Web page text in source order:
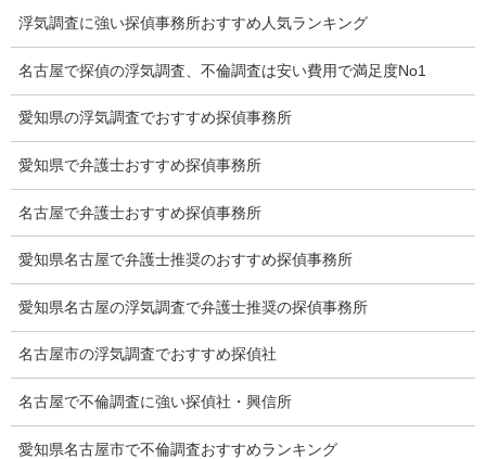
会社案内
損害保険調査
会社沿革
プライバシーポリシー
探偵業法
法令遵守
推奨・提携法律事務所
ブログ
探偵エッセイ
浮気調査に強い探偵事務所おすすめ人気ランキング
名古屋で探偵の浮気調査、不倫調査は安い費用で満足度No1
愛知県の浮気調査でおすすめ探偵事務所
愛知県で弁護士おすすめ探偵事務所
名古屋で弁護士おすすめ探偵事務所
愛知県名古屋で弁護士推奨のおすすめ探偵事務所
愛知県名古屋の浮気調査で弁護士推奨の探偵事務所
名古屋市の浮気調査でおすすめ探偵社
名古屋で不倫調査に強い探偵社・興信所
愛知県名古屋市で不倫調査おすすめランキング